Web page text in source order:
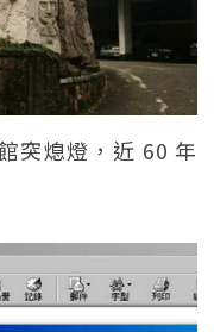
突熄燈，近 60 年